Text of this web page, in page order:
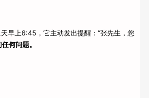
早上6:45，它主动发出提醒：”张先生，您
何问题。